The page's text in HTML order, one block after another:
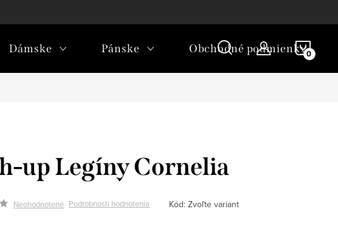
Dámske Pánske Obchodné podmienky
up Legíny Cornelia
Neohodnotené Podrobnosti hodnotenia Kód: Zvoľte variant